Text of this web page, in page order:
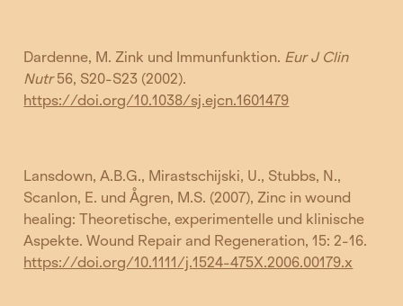
Dardenne, M. Zink und Immunfunktion. Eur J Clin
Nutr56, S20-S23 (2002).
https://doi.org/10.1038/sj.ejcn.1601479
Lansdown, A.B.G., Mirastschijski, U., Stubbs, N.,
Scanlon, E. und Ågren, M.S. (2007), Zinc in wound
healing: Theoretische, experimentelle und klinische
Aspekte. Wound Repair and Regeneration, 15: 2-16.
https://doi.org/10.1111/j.1524-475X.2006.00179.x